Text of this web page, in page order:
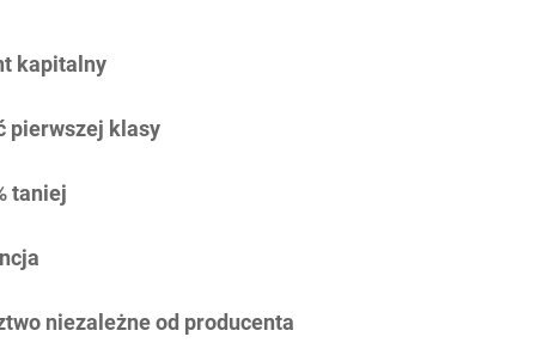
kapitalny
pierwszej klasy
taniej
niezależne od producenta